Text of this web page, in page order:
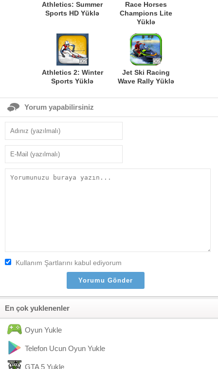
Athletics: Summer
Sports HD Yüklə
Race Horses
Champions Lite
Yüklə
Athletics 2: Winter
Sports Yüklə
Jet Ski Racing
Wave Rally Yüklə
Yorum yapabilirsiniz
Kullanım Şartlarını kabul ediyorum
En çok yuklenenler
Oyun Yukle
Telefon Ucun Oyun Yukle
GTA 5 Yukle